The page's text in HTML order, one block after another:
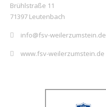
Brühlstraße 11
71397 Leutenbach
info@fsv-weilerzumstein.de
www.fsv-weilerzumstein.de